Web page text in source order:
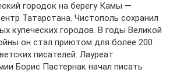
городок на берегу Камы —
Татарстана. Чистополь сохранил
купеческих городов. В годы Великой
он стал приютом для более 200
писателей. Лауреат
Борис Пастернак начал писать